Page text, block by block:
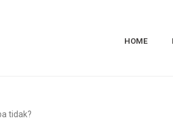
HOME